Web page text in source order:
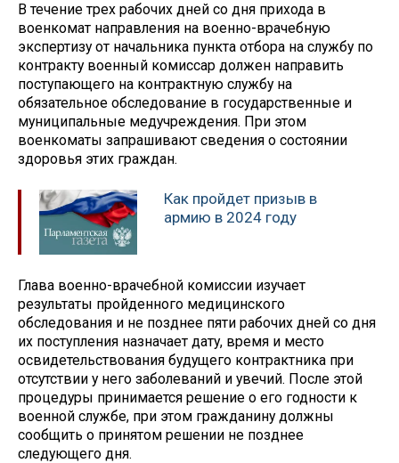
В течение трех рабочих дней со дня прихода в
военкомат направления на военно-врачебную
экспертизу от начальника пункта отбора на службу по
контракту военный комиссар должен направить
поступающего на контрактную службу на
обязательное обследование в государственные и
муниципальные медучреждения. При этом
военкоматы запрашивают сведения о состоянии
здоровья этих граждан.
Как пройдет призыв в
армию в 2024 году
Глава военно-врачебной комиссии изучает
результаты пройденного медицинского
обследования и не позднее пяти рабочих дней со дня
их поступления назначает дату, время и место
освидетельствования будущего контрактника при
отсутствии у него заболеваний и увечий. После этой
процедуры принимается решение о его годности к
военной службе, при этом гражданину должны
сообщить о принятом решении не позднее
следующего дня.